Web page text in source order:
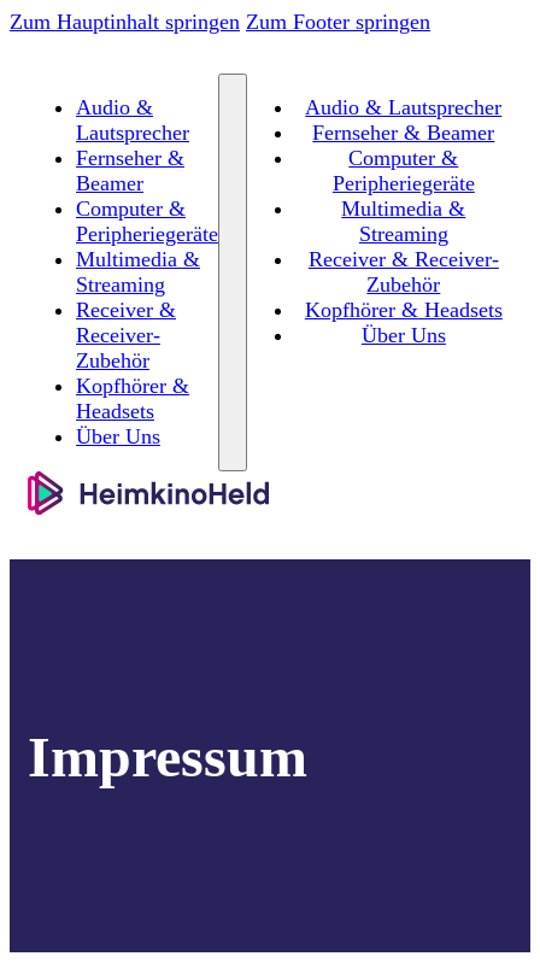
Zum Hauptinhalt springen Zum Footer springen
Audio &
Lautsprecher
Fernseher &
Beamer
Computer &
Peripheriegeräte
Multimedia &
Streaming
Receiver &
Receiver-
Zubehör
Kopfhörer &
Headsets
Über Uns
Audio & Lautsprecher
Fernseher & Beamer
Computer &
Peripheriegeräte
Multimedia &
Streaming
Receiver & Receiver-
Zubehör
Kopfhörer & Headsets
Über Uns
Impressum